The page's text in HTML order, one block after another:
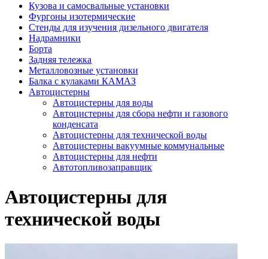
Кузова и самосвальные установки
Фургоны изотермические
Стенды для изучения дизельного двигателя
Надрамники
Борта
Задняя тележка
Металловозные установки
Балка с кулаками КАМАЗ
Автоцистерны
Автоцистерны для воды
Автоцистерны для сбора нефти и газового
конденсата
Автоцистерны для технической воды
Автоцистерны вакуумные коммунальные
Автоцистерны для нефти
Автотопливозаправщик
Автоцистерны для
технической воды